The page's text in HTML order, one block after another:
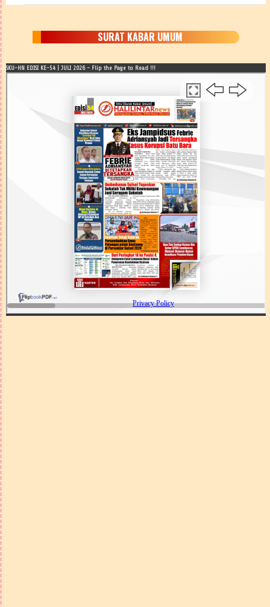
SURAT KABAR UMUM
SKU-HN EDISI KE-54 | JULI 2026 - Flip the Page to Read !!!